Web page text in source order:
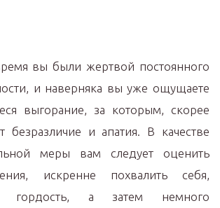
вы были жертвой постоянного
и наверняка вы уже ощущаете
выгорание, за которым, скорее
безразличие и апатия. В качестве
меры вам следует оценить
искренне похвалить себя,
гордость, а затем немного